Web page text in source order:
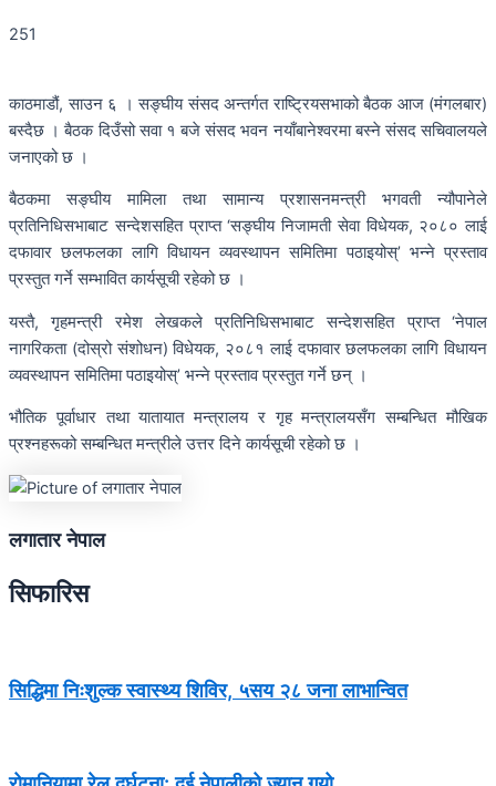
251
काठमाडौं, साउन ६ । सङ्घीय संसद अन्तर्गत राष्ट्रियसभाको बैठक आज (मंगलबार)
बस्दैछ । बैठक दिउँसो सवा १ बजे संसद भवन नयाँबानेश्वरमा बस्ने संसद सचिवालयले
जनाएको छ ।
बैठकमा सङ्घीय मामिला तथा सामान्य प्रशासनमन्त्री भगवती न्यौपानेले
प्रतिनिधिसभाबाट सन्देशसहित प्राप्त ‘सङ्घीय निजामती सेवा विधेयक, २०८० लाई
दफावार छलफलका लागि विधायन व्यवस्थापन समितिमा पठाइयोस्’ भन्ने प्रस्ताव
प्रस्तुत गर्ने सम्भावित कार्यसूची रहेको छ ।
यस्तै, गृहमन्त्री रमेश लेखकले प्रतिनिधिसभाबाट सन्देशसहित प्राप्त ‘नेपाल
नागरिकता (दोस्रो संशोधन) विधेयक, २०८१ लाई दफावार छलफलका लागि विधायन
व्यवस्थापन समितिमा पठाइयोस्’ भन्ने प्रस्ताव प्रस्तुत गर्ने छन् ।
भौतिक पूर्वाधार तथा यातायात मन्त्रालय र गृह मन्त्रालयसँग सम्बन्धित मौखिक
प्रश्नहरूको सम्बन्धित मन्त्रीले उत्तर दिने कार्यसूची रहेको छ ।
लगातार नेपाल
सिफारिस
सिद्धिमा निःशुल्क स्वास्थ्य शिविर, ५सय २८ जना लाभान्वित